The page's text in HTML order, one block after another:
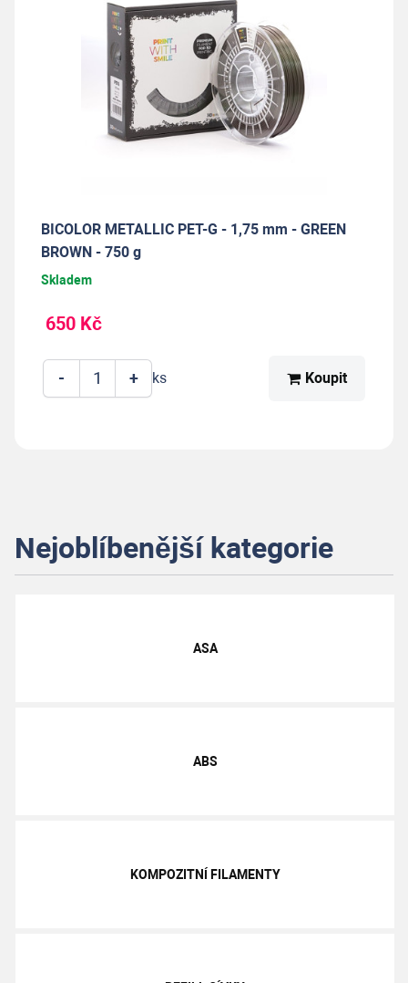
BICOLOR METALLIC PET-G - 1,75 mm - GREEN
BROWN - 750 g
Skladem
650 Kč
+
- ks Koupit
Nejoblíbenější kategorie
ASA
ABS
KOMPOZITNÍ FILAMENTY